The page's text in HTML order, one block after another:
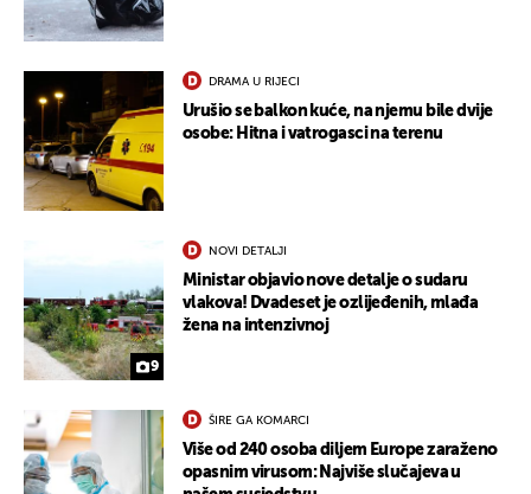
DRAMA U RIJECI
Urušio se balkon kuće, na njemu bile dvije
osobe: Hitna i vatrogasci na terenu
9
NOVI DETALJI
Ministar objavio nove detalje o sudaru
vlakova! Dvadeset je ozlijeđenih, mlađa
žena na intenzivnoj
ŠIRE GA KOMARCI
Više od 240 osoba diljem Europe zaraženo
opasnim virusom: Najviše slučajeva u